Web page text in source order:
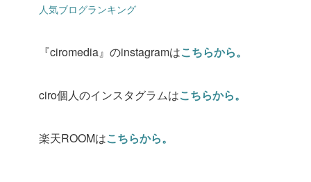
人気ブログランキング
『ciromedia』のinstagramはこちらから。
ciro個人のインスタグラムはこちらから。
楽天ROOMはこちらから。